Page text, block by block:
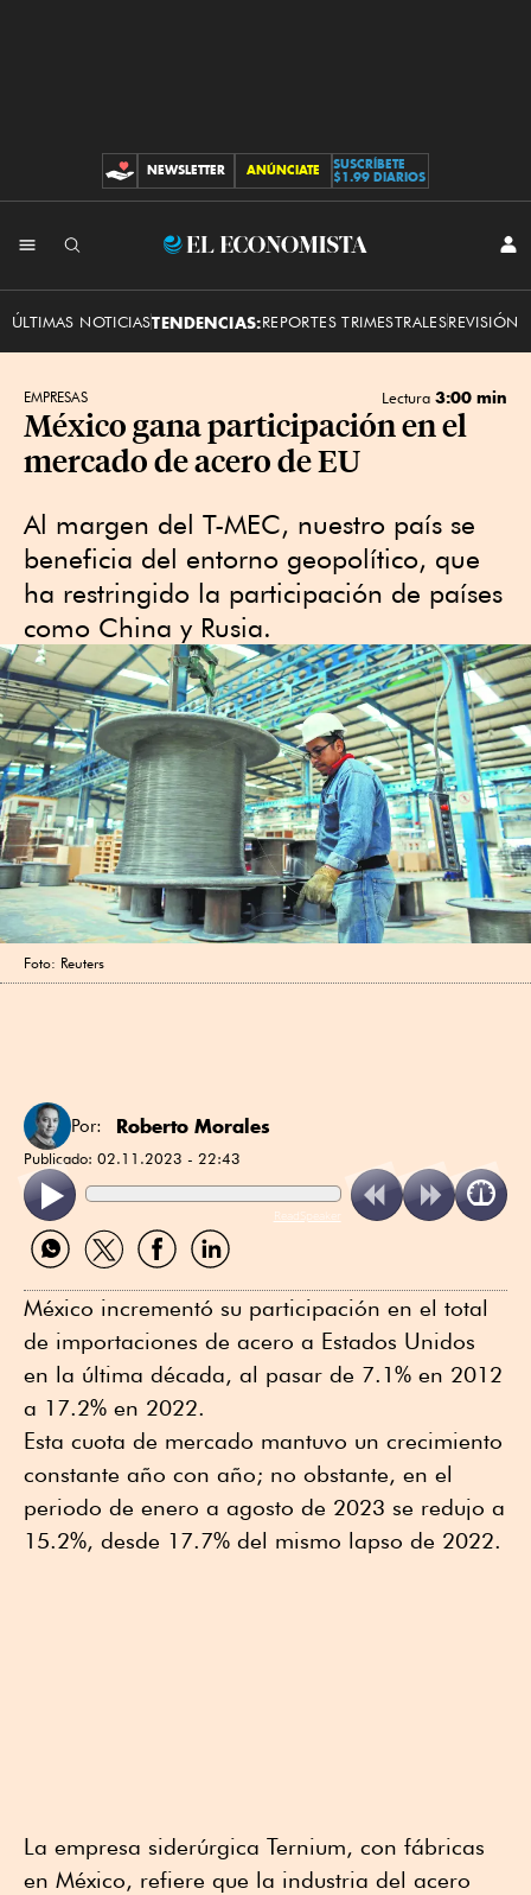
CONTRIBUCIONES
NEWSLETTER ANÚNCIATE
SUSCRÍBETE
$1.99 DIARIOS
El
ÚLTIMAS NOTICIASTENDENCIAS:REPORTES TRIMESTRALESREVISIÓN
EMPRESAS Lectura 3:00 min
México gana participación en el
mercado de acero de EU
Al margen del T-MEC, nuestro país se
beneficia del entorno geopolítico, que
ha restringido la participación de países
como China y Rusia.
Foto: Reuters
Por: Roberto Morales
Publicado: 02.11.2023 - 22:43
ReadSpeaker
Compartir
por
Compartir
por
Compartir
por
Compartir
por
México incrementó su participación en el total
de importaciones de acero a Estados Unidos
en la última década, al pasar de 7.1% en 2012
a 17.2% en 2022.
Esta cuota de mercado mantuvo un crecimiento
constante año con año; no obstante, en el
periodo de enero a agosto de 2023 se redujo a
15.2%, desde 17.7% del mismo lapso de 2022.
La empresa siderúrgica Ternium, con fábricas
en México, refiere que la industria del acero